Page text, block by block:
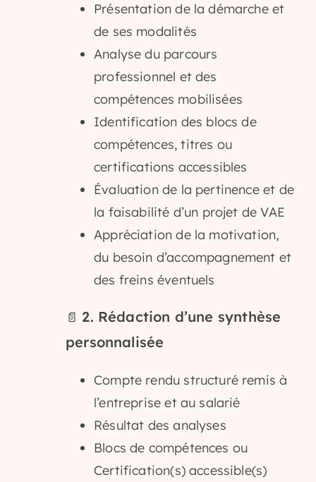
Présentation de la démarche et
de ses modalités
Analyse du parcours
professionnel et des
compétences mobilisées
Identification des blocs de
compétences, titres ou
certifications accessibles
Évaluation de la pertinence et de
la faisabilité d’un projet de VAE
Appréciation de la motivation,
du besoin d’accompagnement et
des freins éventuels
📄 2. Rédaction d’une synthèse
personnalisée
Compte rendu structuré remis à
l’entreprise et au salarié
Résultat des analyses
Blocs de compétences ou
Certification(s) accessible(s)